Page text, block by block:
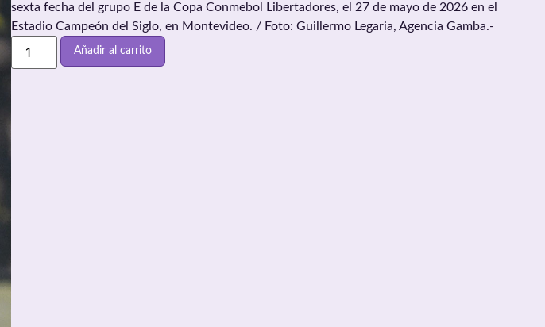
sexta fecha del grupo E de la Copa Conmebol Libertadores, el 27 de mayo de 2026 en el
Estadio Campeón del Siglo, en Montevideo. / Foto: Guillermo Legaria, Agencia Gamba.-
Añadir al carrito